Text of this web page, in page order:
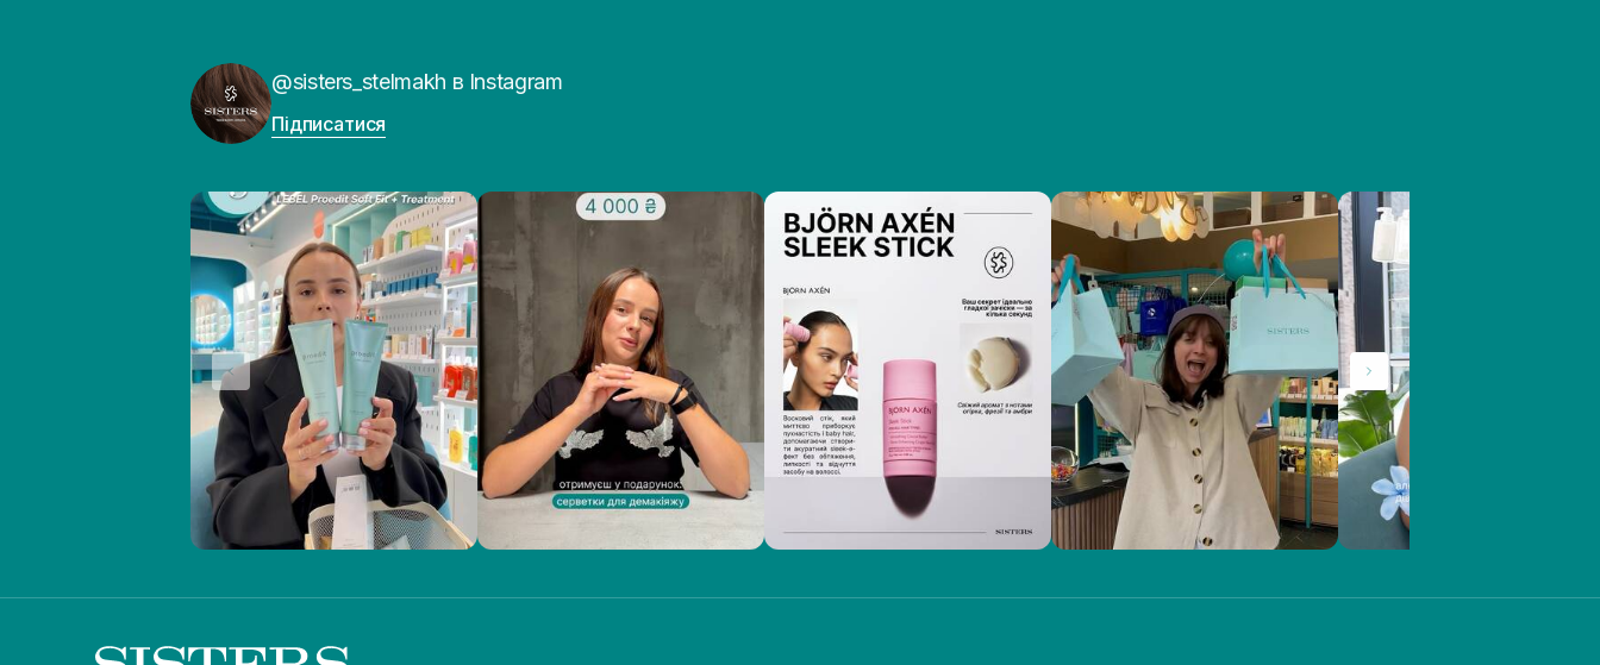
@sisters_stelmakh в Instagram
Підписатися